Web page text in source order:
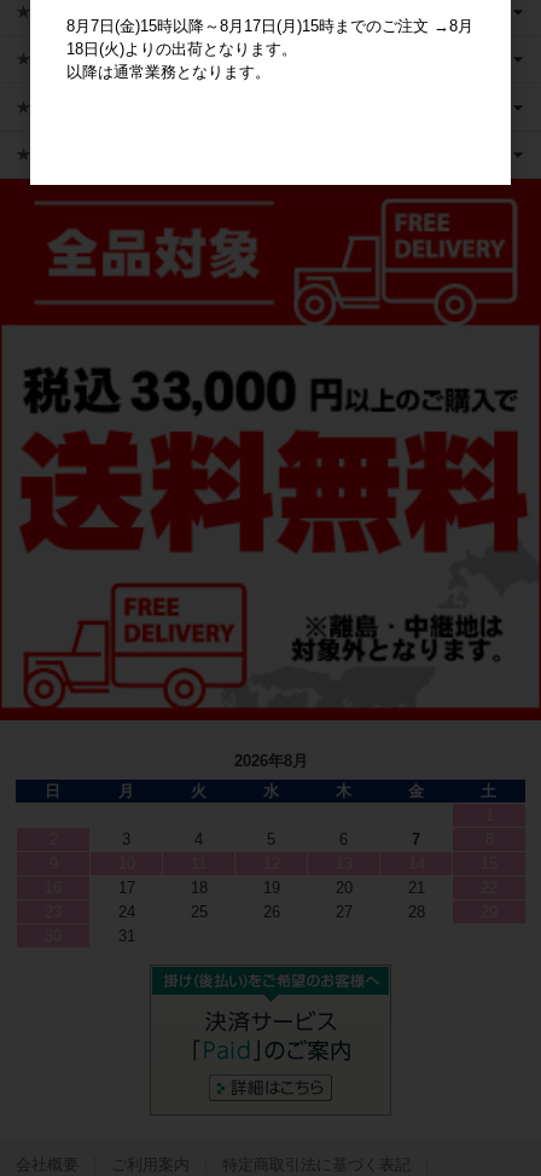
★キャラクターグッズ
★新商品
★かえるのピクルス ライセンス商品
★ピックアップ
2026年8月
日
月 火 水 木 金
土
3 4 5 6 7
17 18 19 20 21
24 25 26 27 28
31
会社概要 ご利用案内 特定商取引法に基づく表記
8月7日(金)15時以降～8月17日(月)15時までのご注文 →8月
18日(火)よりの出荷となります。
以降は通常業務となります。